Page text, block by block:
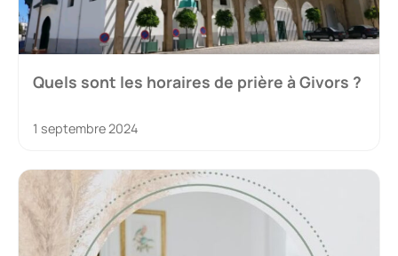
Quels sont les horaires de prière à Givors ?
1 septembre 2024